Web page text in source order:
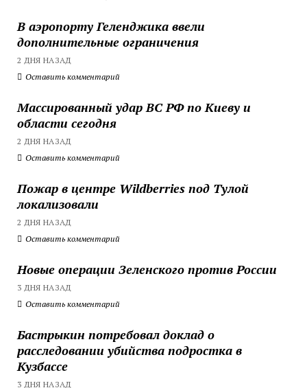
В аэропорту Геленджика ввели
дополнительные ограничения
2 ДНЯ НАЗАД
Оставить комментарий
Массированный удар ВС РФ по Киеву и
области сегодня
2 ДНЯ НАЗАД
Оставить комментарий
Пожар в центре Wildberries под Тулой
локализовали
2 ДНЯ НАЗАД
Оставить комментарий
Новые операции Зеленского против России
3 ДНЯ НАЗАД
Оставить комментарий
Бастрыкин потребовал доклад о
расследовании убийства подростка в
Кузбассе
3 ДНЯ НАЗАД